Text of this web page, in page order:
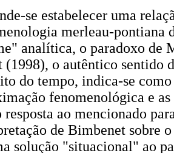
se estabelecer uma
merleau-pontiana
analítica, o paradoxo de
(1998), o autêntico sentido
do tempo, indica-se
fenomenológica e
resposta ao mencionado
de Bimbenet sobre
solução "situacional" ao